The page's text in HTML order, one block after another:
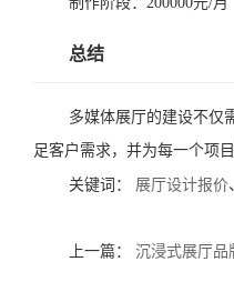
总结
多媒体展厅的建设不仅
足客户需求，并为每一个项
关键词： 展厅设计报价
上一篇： 沉浸式展厅品